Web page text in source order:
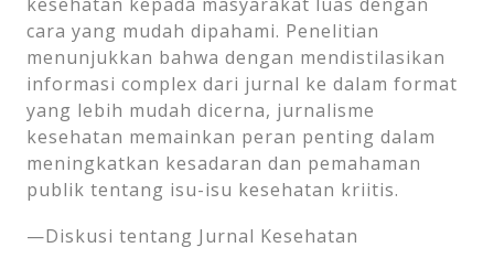
cara yang mudah dipahami. Penelitian
menunjukkan bahwa dengan mendistilasikan
informasi complex dari jurnal ke dalam format
yang lebih mudah dicerna, jurnalisme
kesehatan memainkan peran penting dalam
meningkatkan kesadaran dan pemahaman
publik tentang isu-isu kesehatan kriitis.
—Diskusi tentang Jurnal Kesehatan